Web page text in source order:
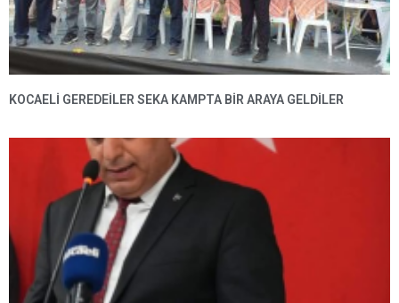
KOCAELİ GEREDEİLER SEKA KAMPTA BİR ARAYA GELDİLER